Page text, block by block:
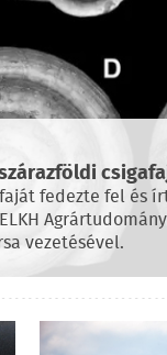
fedezte fel és
vezetésével.